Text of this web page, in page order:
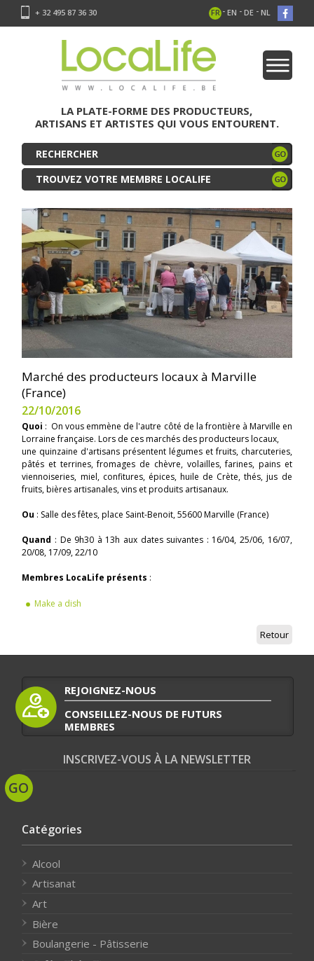
+ 32 495 87 36 30 FR - EN - DE - NL
LA PLATE-FORME DES PRODUCTEURS,
ARTISANS ET ARTISTES QUI VOUS ENTOURENT.
TROUVEZ VOTRE MEMBRE LOCALIFE
Marché des producteurs locaux à Marville
(France)
22/10/2016
Quoi : On vous emmène de l'autre côté de la frontière à Marville en
Lorraine française. Lors de ces marchés des producteurs locaux,
une quinzaine d'artisans présentent légumes et fruits, charcuteries,
pâtés et terrines, fromages de chèvre, volailles, farines, pains et
viennoiseries, miel, confitures, épices, huile de Crète, thés, jus de
fruits, bières artisanales, vins et produits artisanaux.
Ou : Salle des fêtes, place Saint-Benoit, 55600 Marville (France)
Quand : De 9h30 à 13h aux dates suivantes : 16/04, 25/06, 16/07,
20/08, 17/09, 22/10
Membres LocaLife présents :
Make a dish
Retour
REJOIGNEZ-NOUS
CONSEILLEZ-NOUS DE FUTURS
MEMBRES
INSCRIVEZ-VOUS À LA NEWSLETTER
Catégories
Alcool
Artisanat
Art
Bière
Boulangerie - Pâtisserie